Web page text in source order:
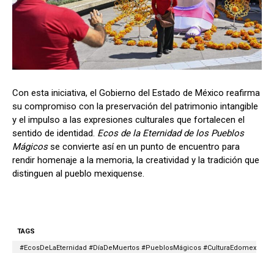
Con esta iniciativa, el Gobierno del Estado de México reafirma
su compromiso con la preservación del patrimonio intangible
y el impulso a las expresiones culturales que fortalecen el
sentido de identidad. Ecos de la Eternidad de los Pueblos
Mágicosse convierte así en un punto de encuentro para
rendir homenaje a la memoria, la creatividad y la tradición que
distinguen al pueblo mexiquense.
TAGS
#EcosDeLaEternidad #DíaDeMuertos #PueblosMágicos #CulturaEdomex